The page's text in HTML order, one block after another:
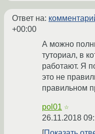
Ответ на:
+00:00
А можно
туториал, в
работают. Я
это не
правильном
pol01 ☆
26.11.2018